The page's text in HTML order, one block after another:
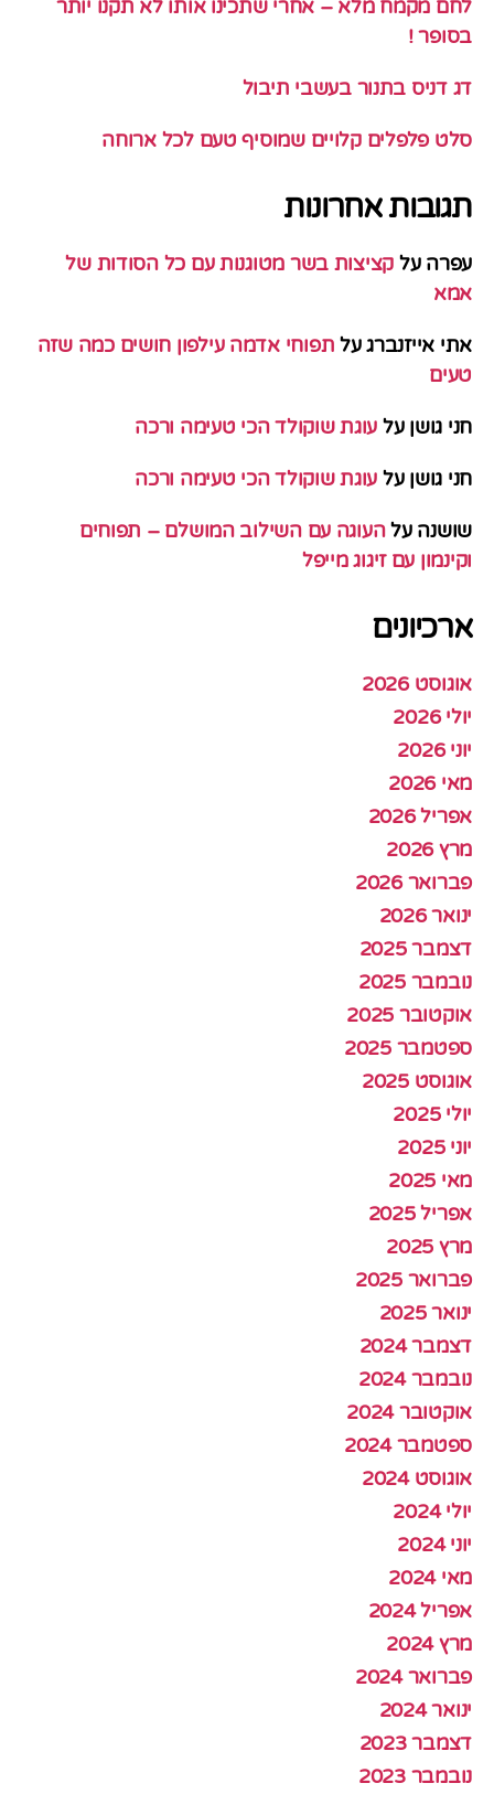
לחם מקמח מלא – אחרי שתכינו אותו לא תקנו יותר
בסופר !
דג דניס בתנור בעשבי תיבול
סלט פלפלים קלויים שמוסיף טעם לכל ארוחה
תגובות אחרונות
עפרה על קציצות בשר מטוגנות עם כל הסודות של
אמא
אתי אייזנברגעל תפוחי אדמה עילפון חושים כמה שזה
טעים
חני גושן על עוגת שוקולד הכי טעימה ורכה
חני גושן על עוגת שוקולד הכי טעימה ורכה
שושנה עלהעוגה עם השילוב המושלם – תפוחים
וקינמון עם זיגוג מייפל
ארכיונים
אוגוסט 2026
יולי 2026
יוני 2026
מאי 2026
אפריל 2026
מרץ 2026
פברואר 2026
ינואר 2026
דצמבר 2025
נובמבר 2025
אוקטובר 2025
ספטמבר 2025
אוגוסט 2025
יולי 2025
יוני 2025
מאי 2025
אפריל 2025
מרץ 2025
פברואר 2025
ינואר 2025
דצמבר 2024
נובמבר 2024
אוקטובר 2024
ספטמבר 2024
אוגוסט 2024
יולי 2024
יוני 2024
מאי 2024
אפריל 2024
מרץ 2024
פברואר 2024
ינואר 2024
דצמבר 2023
נובמבר 2023